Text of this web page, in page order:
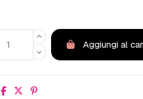
Aggiungi al